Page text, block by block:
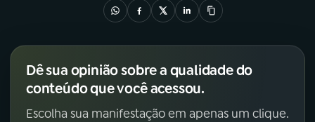
Dê sua opinião sobre a qualidade do
conteúdo que você acessou.
Escolha sua manifestação em apenas um clique.